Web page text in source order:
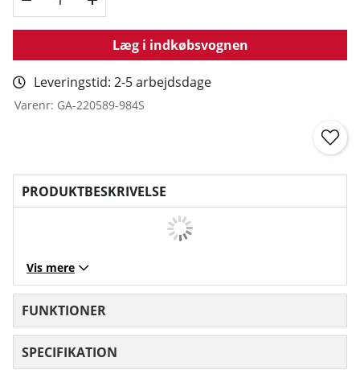
Læg i indkøbsvognen
Leveringstid: 2-5 arbejdsdage
Varenr: GA-220589-984S
PRODUKTBESKRIVELSE
Vis mere
FUNKTIONER
SPECIFIKATION